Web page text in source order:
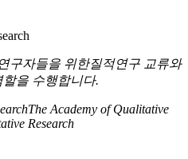
구자들을 위한질적연구 교류와
을 수행합니다.
The Academy of Qualitative
Research